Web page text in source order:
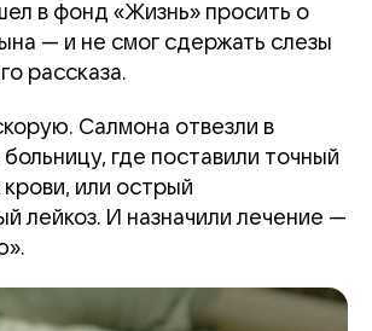
в фонд «Жизнь» просить о
— и не смог сдержать слезы
рассказа.
Салмона отвезли в
где поставили точный
или острый
лейкоз. И назначили лечение —